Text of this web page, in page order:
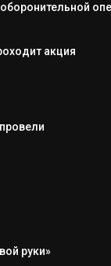
акция
руки»